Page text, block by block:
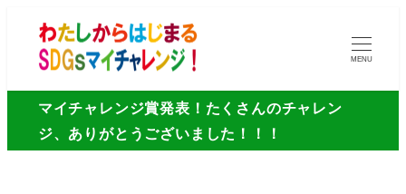
MENU
マイチャレンジ賞発表！たくさんのチャレン
ジ、ありがとうございました！！！